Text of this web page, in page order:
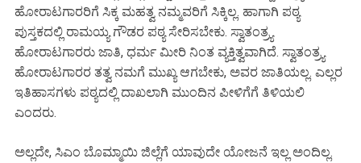
ಹೋರಾಟಗಾರರಿಗೆ ಸಿಕ್ಕ ಮಹತ್ವ ನಮ್ಮವರಿಗೆ ಸಿಕ್ಕಿಲ್ಲ. ಹಾಗಾಗಿ ಪಠ್ಯ
ಪುಸ್ತಕದಲ್ಲಿ ರಾಮಯ್ಯ ಗೌಡರ ಪಠ್ಯ ಸೇರಿಸಬೇಕು. ಸ್ವಾತಂತ್ರ್ಯ
ಹೋರಾಟಗಾರರು ಜಾತಿ, ಧರ್ಮ ಮೀರಿ ನಿಂತ ವ್ಯಕ್ತಿತ್ವವಾಗಿದೆ. ಸ್ವಾತಂತ್ರ್ಯ
ಹೋರಾಟಗಾರರ ತತ್ವ ನಮಗೆ ಮುಖ್ಯ ಆಗಬೇಕು, ಅವರ ಜಾತಿಯಲ್ಲ. ಎಲ್ಲರ
ಇತಿಹಾಸಗಳು ಪಠ್ಯದಲ್ಲಿ ದಾಖಲಾಗಿ ಮುಂದಿನ ಪೀಳಿಗೆಗೆ ತಿಳಿಯಲಿ
ಎಂದರು.
ಅಲ್ಲದೇ, ಸಿಎಂ ಬೊಮ್ಮಾಯಿ ಜಿಲ್ಲೆಗೆ ಯಾವುದೇ ಯೋಜನೆ ಇಲ್ಲ ಅಂದಿಲ್ಲ.